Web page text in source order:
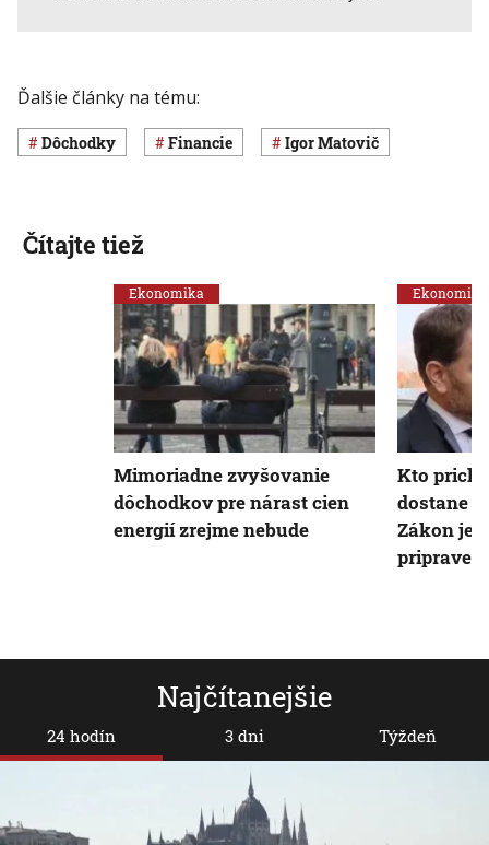
Ďalšie články na tému:
Dôchodky Financie Igor Matovič
Najčítanejšie
24 hodín 3 dni Týždeň
Čítajte tiež
Ekonomika
Mimoriadne zvyšovanie
dôchodkov pre nárast cien
energií zrejme nebude
Ekonomika
Kto
dostane
Zákon je